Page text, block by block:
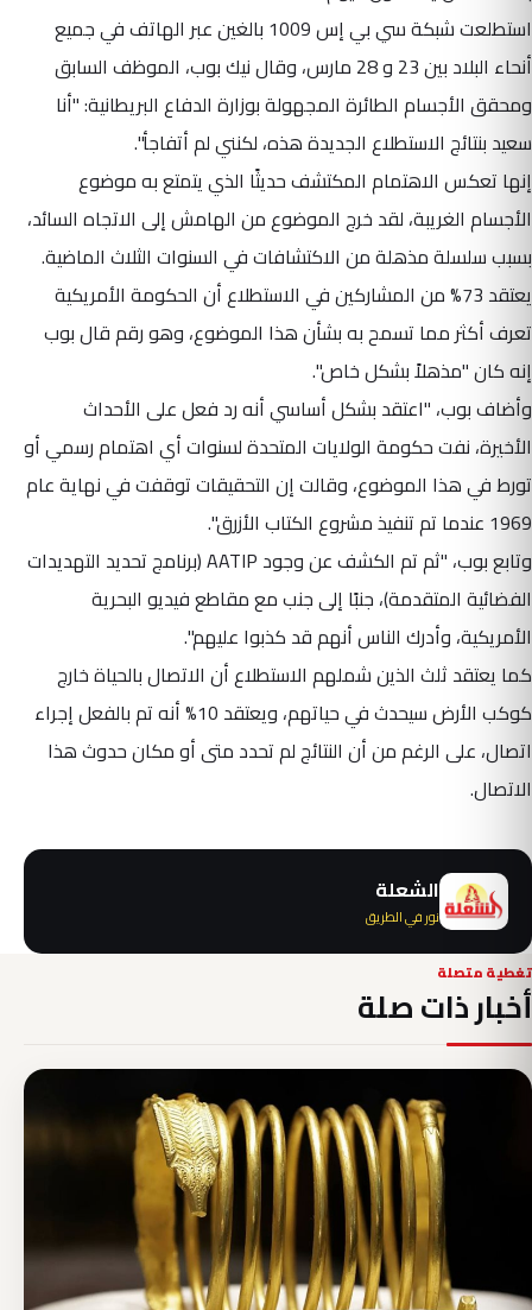
استطلعت شبكة سي بي إس 1009 بالغين عبر الهاتف في جميع
أنحاء البلاد بين 23 و 28 مارس، وقال نيك بوب، الموظف السابق
ومحقق الأجسام الطائرة المجهولة بوزارة الدفاع البريطانية: "أنا
سعيد بنتائج الاستطلاع الجديدة هذه، لكنني لم أتفاجأ".
إنها تعكس الاهتمام المكتشف حديثًا الذي يتمتع به موضوع
الأجسام الغريبة، لقد خرج الموضوع من الهامش إلى الاتجاه السائد،
بسبب سلسلة مذهلة من الاكتشافات في السنوات الثلاث الماضية.
يعتقد 73% من المشاركين في الاستطلاع أن الحكومة الأمريكية
تعرف أكثر مما تسمح به بشأن هذا الموضوع، وهو رقم قال بوب
إنه كان "مذهلاً بشكل خاص".
وأضاف بوب، "اعتقد بشكل أساسي أنه رد فعل على الأحداث
الأخيرة، نفت حكومة الولايات المتحدة لسنوات أي اهتمام رسمي أو
تورط في هذا الموضوع، وقالت إن التحقيقات توقفت في نهاية عام
1969 عندما تم تنفيذ مشروع الكتاب الأزرق".
وتابع بوب، "ثم تم الكشف عن وجود AATIP (برنامج تحديد التهديدات
الفضائية المتقدمة)، جنبًا إلى جنب مع مقاطع فيديو البحرية
الأمريكية، وأدرك الناس أنهم قد كذبوا عليهم".
كما يعتقد ثلث الذين شملهم الاستطلاع أن الاتصال بالحياة خارج
كوكب الأرض سيحدث في حياتهم، ويعتقد 10% أنه تم بالفعل إجراء
اتصال، على الرغم من أن النتائج لم تحدد متى أو مكان حدوث هذا
الاتصال.
الشعلة
نور في الطريق
تغطية متصلة
أخبار ذات صلة